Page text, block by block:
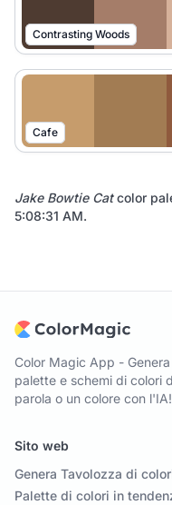
Contrasting Woods
Cafe
Jake Bowtie Catcolor
5:08:31 AM.
Color Magic App -
palette e schemi di colori
parola o un colore con l'IA!
Sito web
Genera Tavolozza di
Palette di colori in